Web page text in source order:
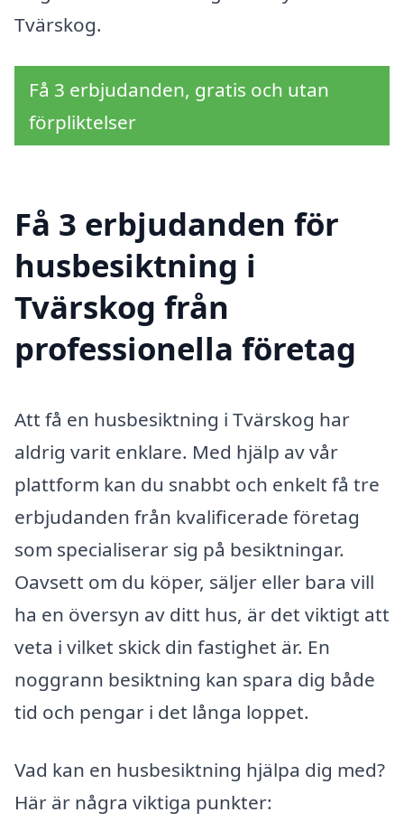
Tvärskog.
Få 3 erbjudanden, gratis och utan
förpliktelser
Få 3 erbjudanden för
husbesiktning i
Tvärskog från
professionella företag
Att få en husbesiktning i Tvärskog har
aldrig varit enklare. Med hjälp av vår
plattform kan du snabbt och enkelt få tre
erbjudanden från kvalificerade företag
som specialiserar sig på besiktningar.
Oavsett om du köper, säljer eller bara vill
ha en översyn av ditt hus, är det viktigt att
veta i vilket skick din fastighet är. En
noggrann besiktning kan spara dig både
tid och pengar i det långa loppet.
Vad kan en husbesiktning hjälpa dig med?
Här är några viktiga punkter: